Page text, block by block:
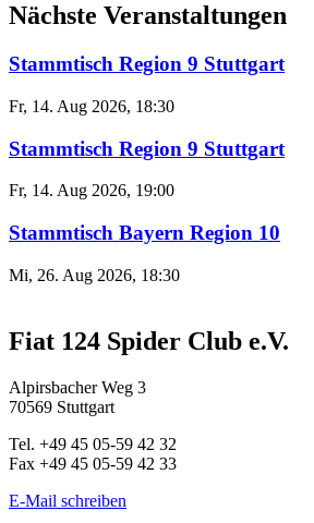
Nächste Veranstaltungen
Stammtisch Region 9 Stuttgart
Fr, 14. Aug 2026, 18:30
Stammtisch Region 9 Stuttgart
Fr, 14. Aug 2026, 19:00
Stammtisch Bayern Region 10
Mi, 26. Aug 2026, 18:30
Fiat 124 Spider Club e.V.
Alpirsbacher Weg 3
70569 Stuttgart
Tel. +49 45 05-59 42 32
Fax +49 45 05-59 42 33
E-Mail schreiben